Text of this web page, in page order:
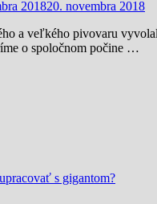
201820. novembra 2018
a veľkého pivovaru
o spoločnom počine …